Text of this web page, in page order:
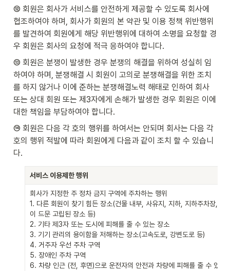
⑫ 회원은 회사가 서비스를 안전하게 제공할 수 있도록 회사에
협조하여야 하며, 회사가 회원의 본 약관 및 이용 정책 위반행위
를 발견하여 회원에게 해당 위반행위에 대하여 소명을 요청할 경
우 회원은 회사의 요청에 적극 응하여야 합니다.
⑬ 회원은 분쟁이 발생한 경우 분쟁의 해결을 위하여 성실히 임
하여야 하며, 분쟁해결 시 회원이 고의로 분쟁해결을 위한 조치
를 하지 않거나 이에 준하는 분쟁해결노력 해태로 인하여 회사
또는 상대 회원 또는 제3자에게 손해가 발생한 경우 회원은 이에
대한 책임을 부담하여야 합니다.
⑭ 회원은 다음 각 호의 행위를 하여서는 안되며 회사는 다음 각
호의 행위 적발에 따라 회원에게 다음과 같이 조치 할 수 있습니
다.
서비스 이용제한 행위
회사가 지정한 주 정차 금지 구역에 주차하는 행위
1. 다른 회원이 찾기 힘든 장소(건물 내부, 사유지, 지하, 지하주차장, 실
이 드문 고립된 장소 등)
2. 기타 제3자 또는 도시에 피해를 줄 수 있는 장소
3. 기기 관리의 용이함을 저해하는 장소(고속도로, 강변도로 등)
4. 거주자 우선 주차 구역
5. 장애인 주차 구역
6. 차량 인근 (전, 후면)으로 운전자의 안전과 차량에 피해를 줄 수 있는